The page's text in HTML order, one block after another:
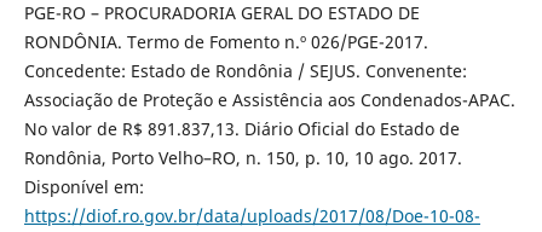
PGE-RO – PROCURADORIA GERAL DO ESTADO DE
RONDÔNIA. Termo de Fomento n.º 026/PGE-2017.
Concedente: Estado de Rondônia / SEJUS. Convenente:
Associação de Proteção e Assistência aos Condenados-APAC.
No valor de R$ 891.837,13. Diário Oficial do Estado de
Rondônia, Porto Velho–RO, n. 150, p. 10, 10 ago. 2017.
Disponível em:
https://diof.ro.gov.br/data/uploads/2017/08/Doe-10-08-